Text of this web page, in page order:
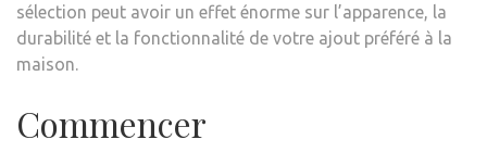
sélection peut avoir un effet énorme sur l’apparence, la
durabilité et la fonctionnalité de votre ajout préféré à la
maison.
Commencer